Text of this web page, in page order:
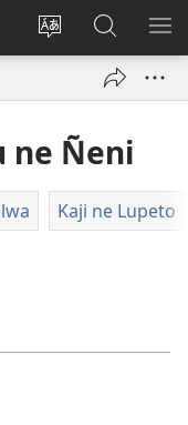
Shinta
Twela
(opens
Kukimba
pa
JW.ORG
ne Ñeni
Kaji ne Lupeto